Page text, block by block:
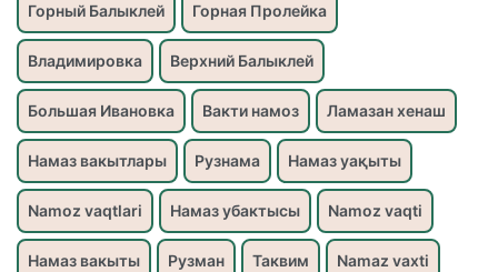
Горный Балыклей Горная Пролейка
Владимировка Верхний Балыклей
Большая Ивановка Вакти намоз Ламазан хенаш
Намаз вакытлары Рузнама Намаз уақыты
Namoz vaqtlari Намаз убактысы Namoz vaqti
Намаз вакыты Рузман Таквим Namaz vaxti